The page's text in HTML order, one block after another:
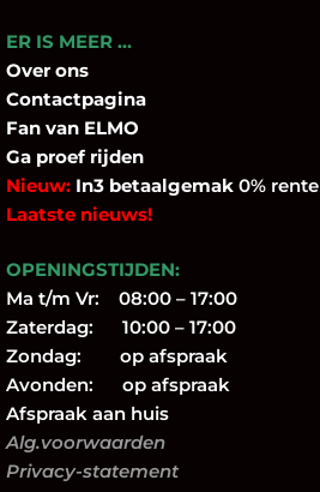
ER IS MEER …
Over ons
Contactpagina
Fan van ELMO
Ga proef rijden
Nieuw: In3 betaalgemak 0% rente
Laatste nieuws!
OPENINGSTIJDEN:
Ma t/m Vr: 08:00 – 17:00
Zaterdag: 10:00 – 17:00
Zondag: op afspraak
Avonden: op afspraak
Afspraak aan huis
Alg.voorwaarden
Privacy-statement